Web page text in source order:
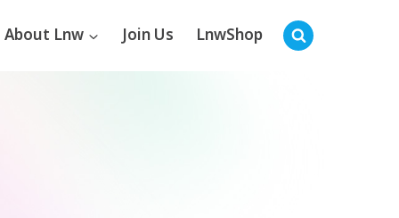
About Lnw Join Us LnwShop